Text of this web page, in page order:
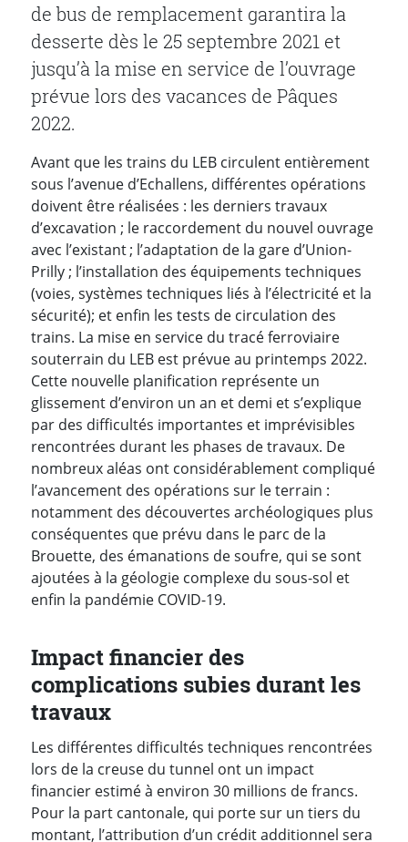
de bus de remplacement garantira la
desserte dès le 25 septembre 2021 et
jusqu’à la mise en service de l’ouvrage
prévue lors des vacances de Pâques
2022.
Avant que les trains du LEB circulent entièrement
sous l’avenue d’Echallens, différentes opérations
doivent être réalisées : les derniers travaux
d’excavation ; le raccordement du nouvel ouvrage
avec l’existant ; l’adaptation de la gare d’Union-
Prilly ; l’installation des équipements techniques
(voies, systèmes techniques liés à l’électricité et la
sécurité); et enfin les tests de circulation des
trains. La mise en service du tracé ferroviaire
souterrain du LEB est prévue au printemps 2022.
Cette nouvelle planification représente un
glissement d’environ un an et demi et s’explique
par des difficultés importantes et imprévisibles
rencontrées durant les phases de travaux. De
nombreux aléas ont considérablement compliqué
l’avancement des opérations sur le terrain :
notamment des découvertes archéologiques plus
conséquentes que prévu dans le parc de la
Brouette, des émanations de soufre, qui se sont
ajoutées à la géologie complexe du sous-sol et
enfin la pandémie COVID-19.
Impact financier des
complications subies durant les
travaux
Les différentes difficultés techniques rencontrées
lors de la creuse du tunnel ont un impact
financier estimé à environ 30 millions de francs.
Pour la part cantonale, qui porte sur un tiers du
montant, l’attribution d’un crédit additionnel sera